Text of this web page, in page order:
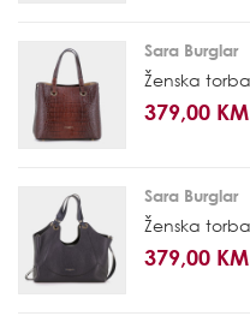
Sara Burglar
Ženska torba
379,00 KM
Sara Burglar
Ženska torba
379,00 KM